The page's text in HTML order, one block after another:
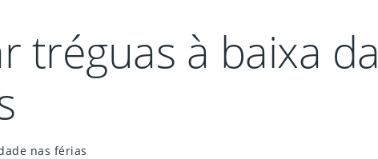
tréguas à baixa da
nas férias